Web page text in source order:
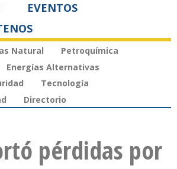
EVENTOS
Natural
Petroquímica
Energías Alternativas
Tecnología
Directorio
pérdidas por